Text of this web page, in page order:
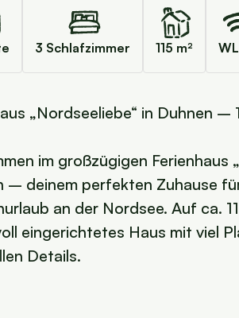
3 Schlafzimmer 115 m²
„Nordseeliebe“ in Duhnen –
im großzügigen Ferienhaus
– deinem perfekten Zuhause
an der Nordsee. Auf ca.
eingerichtetes Haus mit viel
Details.